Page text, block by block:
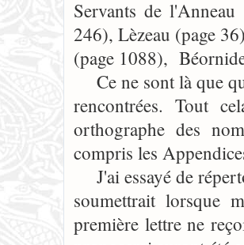
Servants de
246), Lèzeau (page
(page 1088),
Ce ne sont là que
rencontrées. Tout
orthographe des
compris les
J'ai essayé de
soumettrait lorsque
première lettre ne